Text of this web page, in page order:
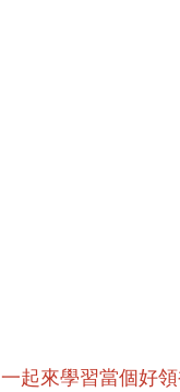
一起來學習當個好